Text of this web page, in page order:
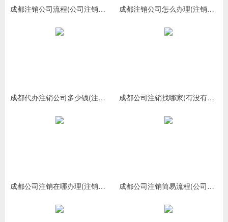
成都注销公司流程(公司注销流程及费用) 成都注销公司怎么办理(注销公司需要什么手续)
成都代办注销公司多少钱(注销公司可以委托办理吗) 成都公司注销找哪家(有没有专业代办注销公司的)
成都公司注销在哪办理(注销公司需要什么资料) 成都公司注销简易流程(公司注销需要多久时间)